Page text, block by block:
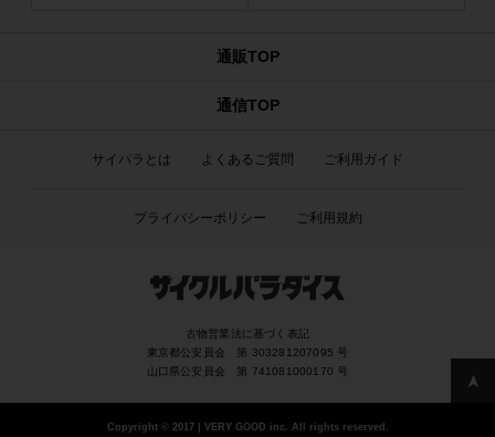
通販TOP
通信TOP
サイパラとは よくあるご質問 ご利用ガイド
プライバシーポリシー ご利用規約
古物営業法に基づく表記
東京都公安員会 第 303281207095 号
山口県公安員会 第 741081000170 号
Copyright ©2017 | VERY GOOD inc. All rights reserved.